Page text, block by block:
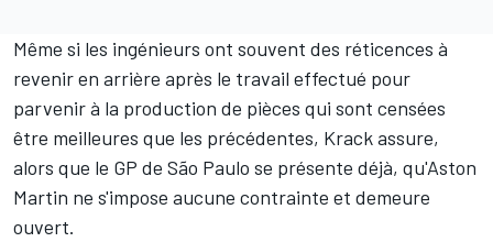
Même si les ingénieurs ont souvent des réticences à
revenir en arrière après le travail effectué pour
parvenir à la production de pièces qui sont censées
être meilleures que les précédentes, Krack assure,
alors que le GP de São Paulo se présente déjà, qu'Aston
Martin ne s'impose aucune contrainte et demeure
ouvert.